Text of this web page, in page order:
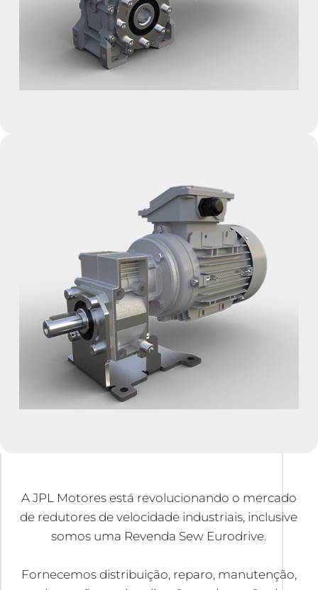
A JPL Motores está revolucionando o mercado
de redutores de velocidade industriais, inclusive
somos uma Revenda Sew Eurodrive.
Fornecemos distribuição, reparo, manutenção,